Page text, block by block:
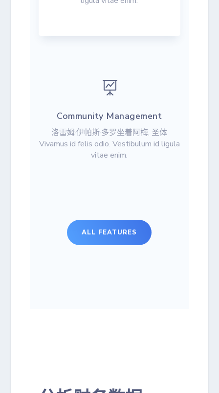

Community Management
洛雷姆·伊帕斯·多罗坐着阿梅, 圣体
Vivamus id felis odio. Vestibulum id ligula
vitae enim.
ALL FEATURES